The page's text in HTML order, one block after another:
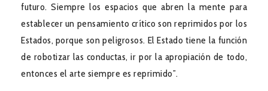
futuro. Siempre los espacios que abren la mente para
establecer un pensamiento crítico son reprimidos por los
Estados, porque son peligrosos. El Estado tiene la función
de robotizar las conductas, ir por la apropiación de todo,
entonces el arte siempre es reprimido”.